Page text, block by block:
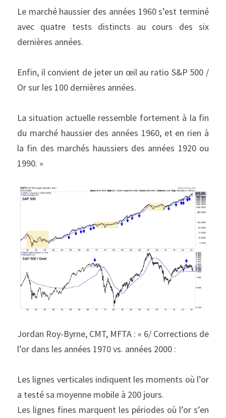
Le marché haussier des années 1960 s’est terminé
avec quatre tests distincts au cours des six
dernières années.
Enfin, il convient de jeter un œil au ratio S&P 500 /
Or sur les 100 dernières années.
La situation actuelle ressemble fortement à la fin
du marché haussier des années 1960, et en rien à
la fin des marchés haussiers des années 1920 ou
1990. »
Jordan Roy-Byrne, CMT, MFTA : « 6/ Corrections de
l’or dans les années 1970 vs. années 2000 :
Les lignes verticales indiquent les moments où l’or
a testé sa moyenne mobile à 200 jours.
Les lignes fines marquent les périodes où l’or s’en